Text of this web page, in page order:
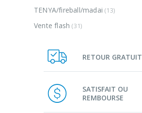
TENYA/fireball/madai (13)
Vente flash (31)
RETOUR GRATUIT
SATISFAIT OU
REMBOURSE